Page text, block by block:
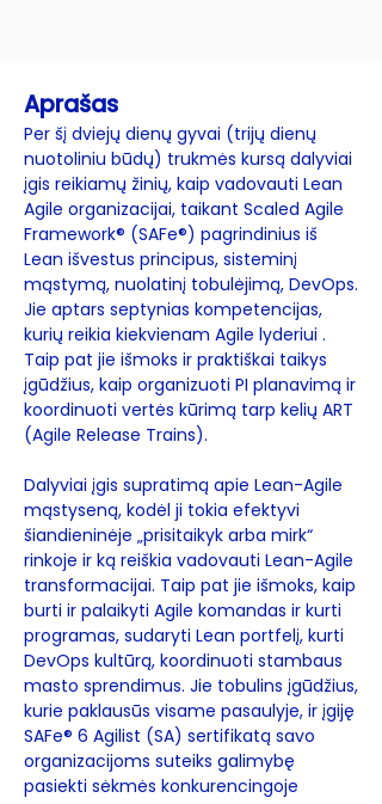
Aprašas
Per šį dviejų dienų gyvai (trijų dienų
nuotoliniu būdų) trukmės kursą dalyviai
įgis reikiamų žinių, kaip vadovauti Lean
Agile organizacijai, taikant Scaled Agile
Framework® (SAFe®) pagrindinius iš
Lean išvestus principus, sisteminį
mąstymą, nuolatinį tobulėjimą, DevOps.
Jie aptars septynias kompetencijas,
kurių reikia kiekvienam Agile lyderiui .
Taip pat jie išmoks ir praktiškai taikys
įgūdžius, kaip organizuoti PI planavimą ir
koordinuoti vertės kūrimą tarp kelių ART
(Agile Release Trains).
Dalyviai įgis supratimą apie Lean-Agile
mąstyseną, kodėl ji tokia efektyvi
šiandieninėje „prisitaikyk arba mirk“
rinkoje ir ką reiškia vadovauti Lean-Agile
transformacijai. Taip pat jie išmoks, kaip
burti ir palaikyti Agile komandas ir kurti
programas, sudaryti Lean portfelį, kurti
DevOps kultūrą, koordinuoti stambaus
masto sprendimus. Jie tobulins įgūdžius,
kurie paklausūs visame pasaulyje, ir įgiję
SAFe® 6 Agilist (SA) sertifikatą savo
organizacijoms suteiks galimybę
pasiekti sėkmės konkurencingoje